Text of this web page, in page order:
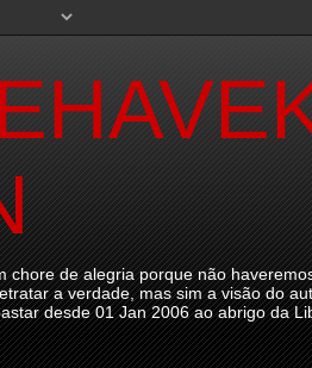
chore de alegria porque não
a verdade, mas sim a visão do
desde 01 Jan 2006 ao abrigo da